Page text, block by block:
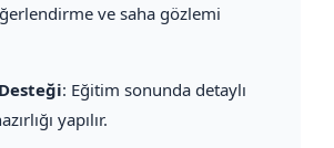
ve saha gözlemi
: Eğitim sonunda detaylı
yapılır.